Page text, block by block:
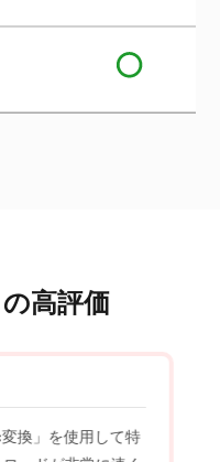
高評価
換」を使用して特